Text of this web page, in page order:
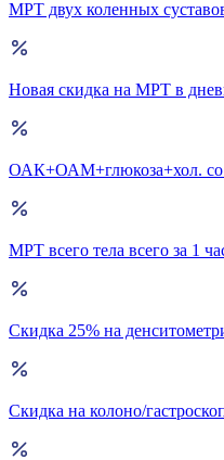
МРТ двух коленных
Новая скидка на МРТ в
ОАК+ОАМ+глюкоза+хол. со
МРТ всего тела всего за 1
Скидка 25% на
Скидка на колоно/